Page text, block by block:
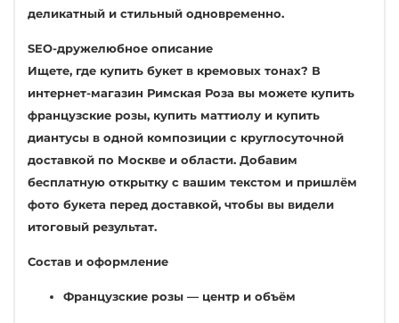
деликатный и стильный одновременно.
SEO-дружелюбное описание
Ищете, где купить букет в кремовых тонах? В
интернет-магазин Римская Роза вы можете купить
французские розы, купить маттиолу и купить
диантусы в одной композиции с круглосуточной
доставкой по Москве и области. Добавим
бесплатную открытку с вашим текстом и пришлём
фото букета перед доставкой, чтобы вы видели
итоговый результат.
Состав и оформление
Французские розы — центр и объём